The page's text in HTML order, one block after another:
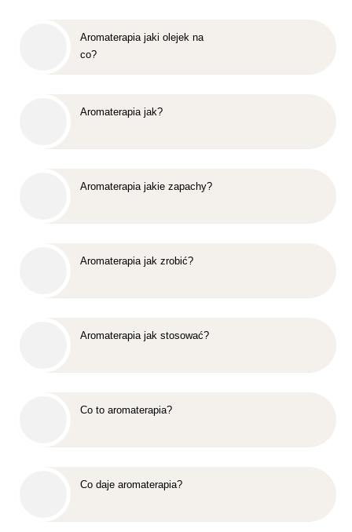
Aromaterapia jaki olejek na
co?
Aromaterapia jak?
Aromaterapia jakie zapachy?
Aromaterapia jak zrobić?
Aromaterapia jak stosować?
Co to aromaterapia?
Co daje aromaterapia?